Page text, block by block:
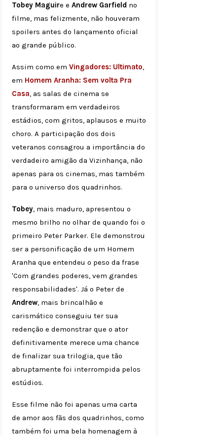
Tobey Maguire e Andrew Garfield no
filme, mas felizmente, não houveram
spoilers antes do lançamento oficial
ao grande público.
Assim como em Vingadores: Ultimato,
em Homem Aranha: Sem volta Pra
Casa, as salas de cinema se
transformaram em verdadeiros
estádios, com gritos, aplausos e muito
choro. A participação dos dois
veteranos consagrou a importância do
verdadeiro amigão da Vizinhança, não
apenas para os cinemas, mas também
para o universo dos quadrinhos.
Tobey, mais maduro, apresentou o
mesmo brilho no olhar de quando foi o
primeiro Peter Parker. Ele demonstrou
ser a personificação de um Homem
Aranha que entendeu o peso da frase
'Com grandes poderes, vem grandes
responsabilidades'. Já o Peter de
Andrew, mais brincalhão e
carismático conseguiu ter sua
redenção e demonstrar que o ator
definitivamente merece uma chance
de finalizar sua trilogia, que tão
abruptamente foi interrompida pelos
estúdios.
Esse filme não foi apenas uma carta
de amor aos fãs dos quadrinhos, como
também foi uma bela homenagem à